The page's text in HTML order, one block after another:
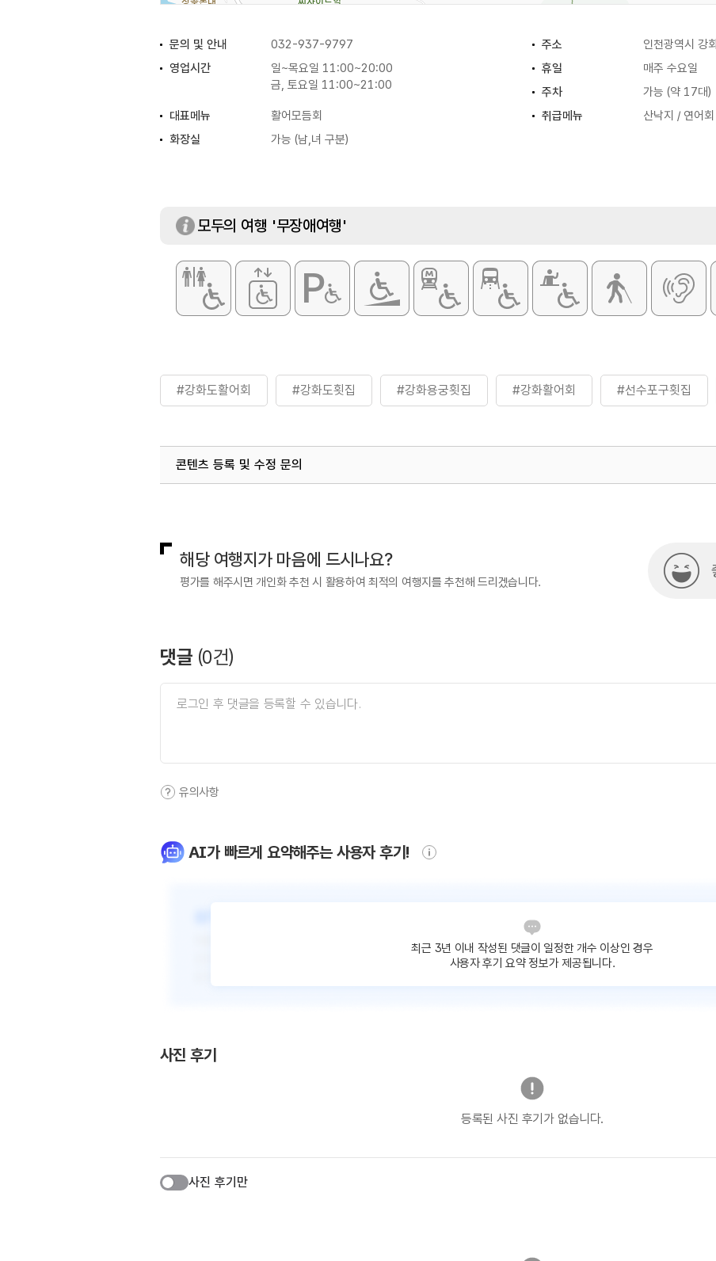
문의 및 안내 032-937-9797 주소
인천광역시 강
영업시간
일~목요일 11:00~20:00
금, 토요일 11:00~21:00
휴일
매주 수요일
주차
가능 (약 17대)
대표메뉴
활어모듬회 취급메뉴
산낙지 / 연어
화장실
가능 (남,녀 구분)
모두의 여행 '무장애여행'
#강화도활어회 #강화도횟집 #강화용궁횟집 #강화활어회 #선수포구횟집
콘텐츠 등록 및 수정 문의
해당 여행지가 마음에 드시나요?
평가를 해주시면 개인화 추천 시 활용하여 최적의 여행지를 추천해 드리겠습니다.
댓글 (0건)
유의사항
AI가 빠르게 요약해주는 사용자 후기!
최근 3년 이내 작성된 댓글이 일정한 개수 이상인 경우
사용자 후기 요약 정보가 제공됩니다.
사진 후기
등록된 사진 후기가 없습니다.
사진 후기만